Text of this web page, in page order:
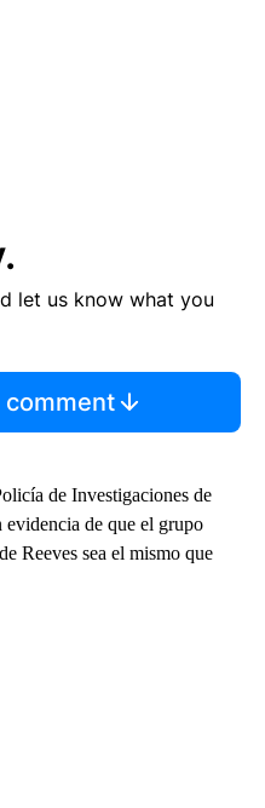
let us know what you
de Investigaciones de
de que el grupo
Reeves sea el mismo que